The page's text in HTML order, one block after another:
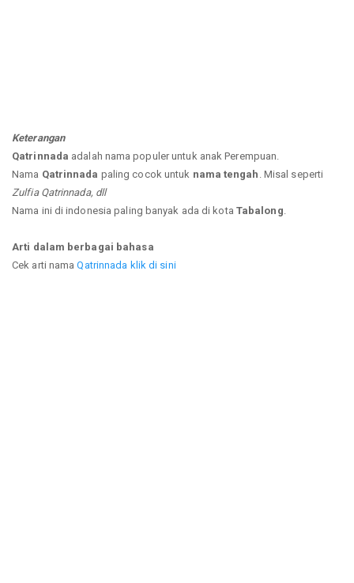
Keterangan
Qatrinnada adalah nama populer untuk anak Perempuan.
Nama Qatrinnada paling cocok untuk nama tengah . Misal seperti
Zulfia Qatrinnada, dll
Nama ini di indonesia paling banyak ada di kota Tabalong
Arti dalam berbagai bahasa
Cek arti namaQatrinnada klik di sini